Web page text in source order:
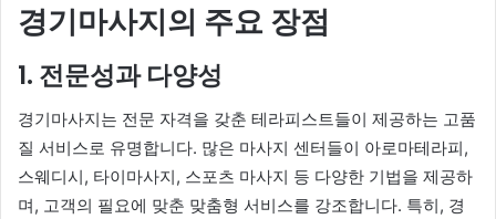
경기마사지의 주요 장점
1. 전문성과 다양성
경기마사지는 전문 자격을 갖춘 테라피스트들이 제공하는 고품
질 서비스로 유명합니다. 많은 마사지 센터들이 아로마테라피,
스웨디시, 타이마사지, 스포츠 마사지 등 다양한 기법을 제공하
며, 고객의 필요에 맞춘 맞춤형 서비스를 강조합니다. 특히, 경